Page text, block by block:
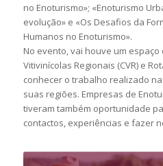
no Enoturismo»; «Enoturismo
evolução» e «Os Desafios da
Humanos no Enoturismo».
No evento, vai houve um espaço
Vitivinícolas Regionais (CVR) e
conhecer o trabalho realizado
suas regiões. Empresas de
tiveram também oportunidade
contactos, experiências e fazer